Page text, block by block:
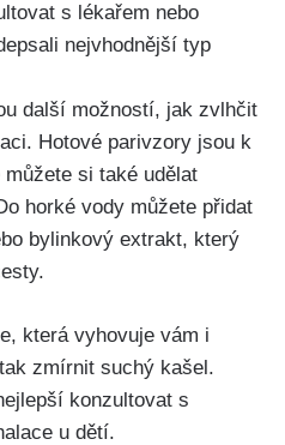
s lékařem nebo
nejvhodnější typ
další ‍možností, jak⁢ zvlhčit
Hotové ⁢parivzory‌ jsou k
si také udělat
horké vody můžete přidat
bylinkový extrakt, ⁣který
která‌ vyhovuje vám i
zmírnit suchý kašel.
konzultovat⁣ s
u dětí.